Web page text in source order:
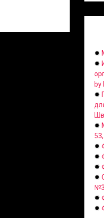
✹
✹
by
✹
✹
✹
✹
✹
✹
✹
✹